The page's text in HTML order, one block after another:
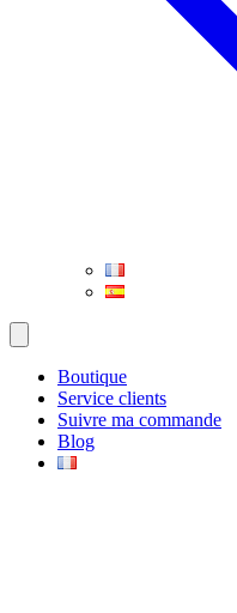
Boutique
Service clients
Suivre ma commande
Blog